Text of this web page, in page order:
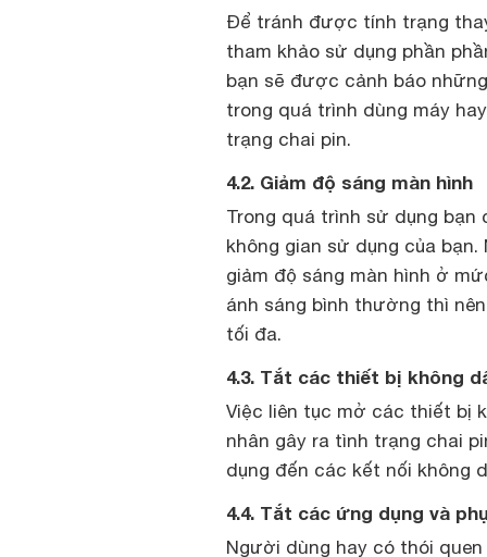
Để tránh được tính trạng
tham khảo sử dụng phần
bạn sẽ được cảnh báo
trong quá trình dùng máy
trạng chai pin.
4.2. Giảm độ sáng màn hình
Trong quá trình sử dụng bạn
không gian sử dụng của
giảm độ sáng màn hình ở
ánh sáng bình thường thì
tối đa.
4.3. Tắt các thiết bị không
Việc liên tục mở các thiết bị
nhân gây ra tình trạng chai
dụng đến các kết nối không
4.4. Tắt các ứng dụng và
Người dùng hay có thói